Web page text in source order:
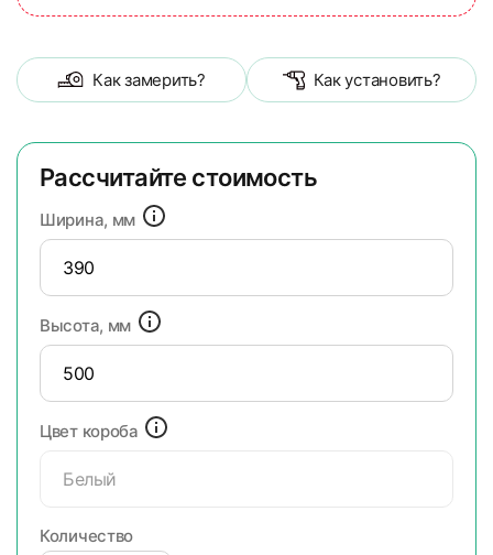
Как замерить? Как установить?
Рассчитайте стоимость
Ширина, мм
Высота, мм
Цвет короба
Белый
Количество